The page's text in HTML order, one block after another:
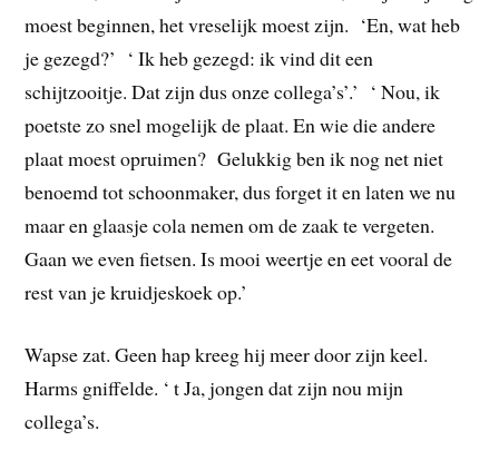
moest beginnen, het vreselijk moest zijn. ‘En, wat heb
je gezegd?’ ‘ Ik heb gezegd: ik vind dit een
schijtzooitje. Dat zijn dus onze collega’s’.’ ‘ Nou, ik
poetste zo snel mogelijk de plaat. En wie die andere
plaat moest opruimen? Gelukkig ben ik nog net niet
benoemd tot schoonmaker, dus forget it en laten we nu
maar en glaasje cola nemen om de zaak te vergeten.
Gaan we even fietsen. Is mooi weertje en eet vooral de
rest van je kruidjeskoek op.’
Wapse zat. Geen hap kreeg hij meer door zijn keel.
Harms gniffelde. ‘ t Ja, jongen dat zijn nou mijn
collega’s.